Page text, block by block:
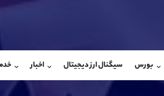
بورس سیگنال ارز دیجیتال اخبار
شروع گفتگو